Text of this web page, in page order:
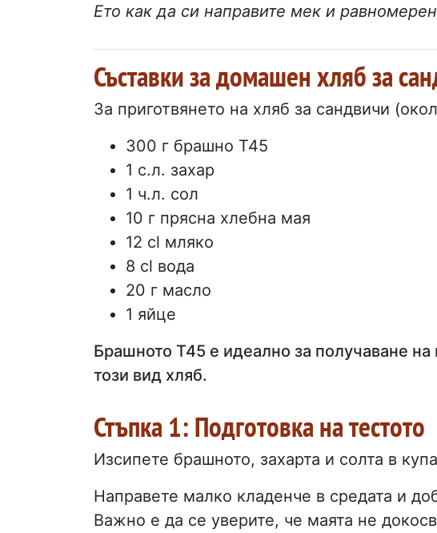
Ето как да си направите мек и
Съставки за домашен хляб за
За приготвянето на хляб за сандвичи
300 г брашно Т45
1 с.л. захар
1 ч.л. сол
10 г прясна хлебна мая
12 cl мляко
8 cl вода
20 г масло
1 яйце
Брашното Т45 е идеално за получаване
този вид хляб.
Стъпка 1: Подготовка на тестото
Изсипете брашното, захарта и солта в
Направете малко кладенче в средата и
Важно е да се уверите, че маята не